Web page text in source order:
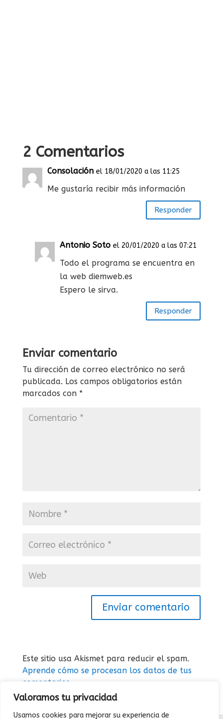
Valoramos tu privacidad
Usamos cookies para mejorar su experiencia de
2 Comentarios
Consolación el 18/01/2020 a las 11:25
Me gustaría recibir más información
Responder
Antonio Soto el 20/01/2020 a las 07:21
Todo el programa se encuentra en
la web diemweb.es
Espero le sirva.
Responder
Enviar comentario
Tu dirección de correo electrónico no será
publicada. Los campos obligatorios están
marcados con *
Este sitio usa Akismet para reducir el spam.
Aprende cómo se procesan los datos de tus
comentarios.